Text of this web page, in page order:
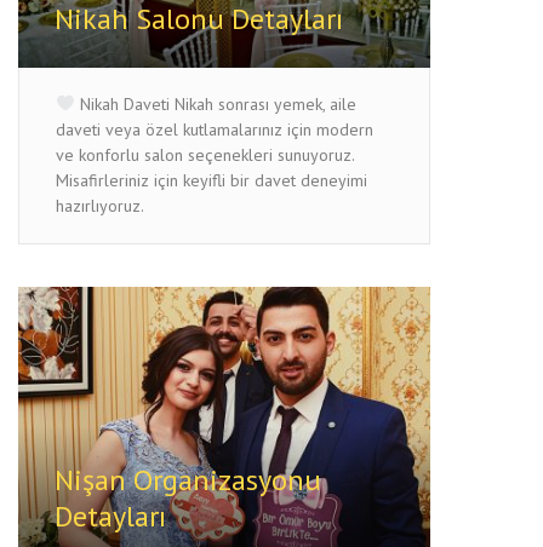
Nikah Salonu Detayları
Nikah Daveti Nikah sonrası yemek, aile
daveti veya özel kutlamalarınız için modern
ve konforlu salon seçenekleri sunuyoruz.
Misafirleriniz için keyifli bir davet deneyimi
hazırlıyoruz.
Nişan Organizasyonu
Detayları